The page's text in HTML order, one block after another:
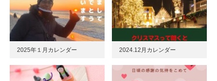
2025年１月カレンダー 2024.12月カレンダー